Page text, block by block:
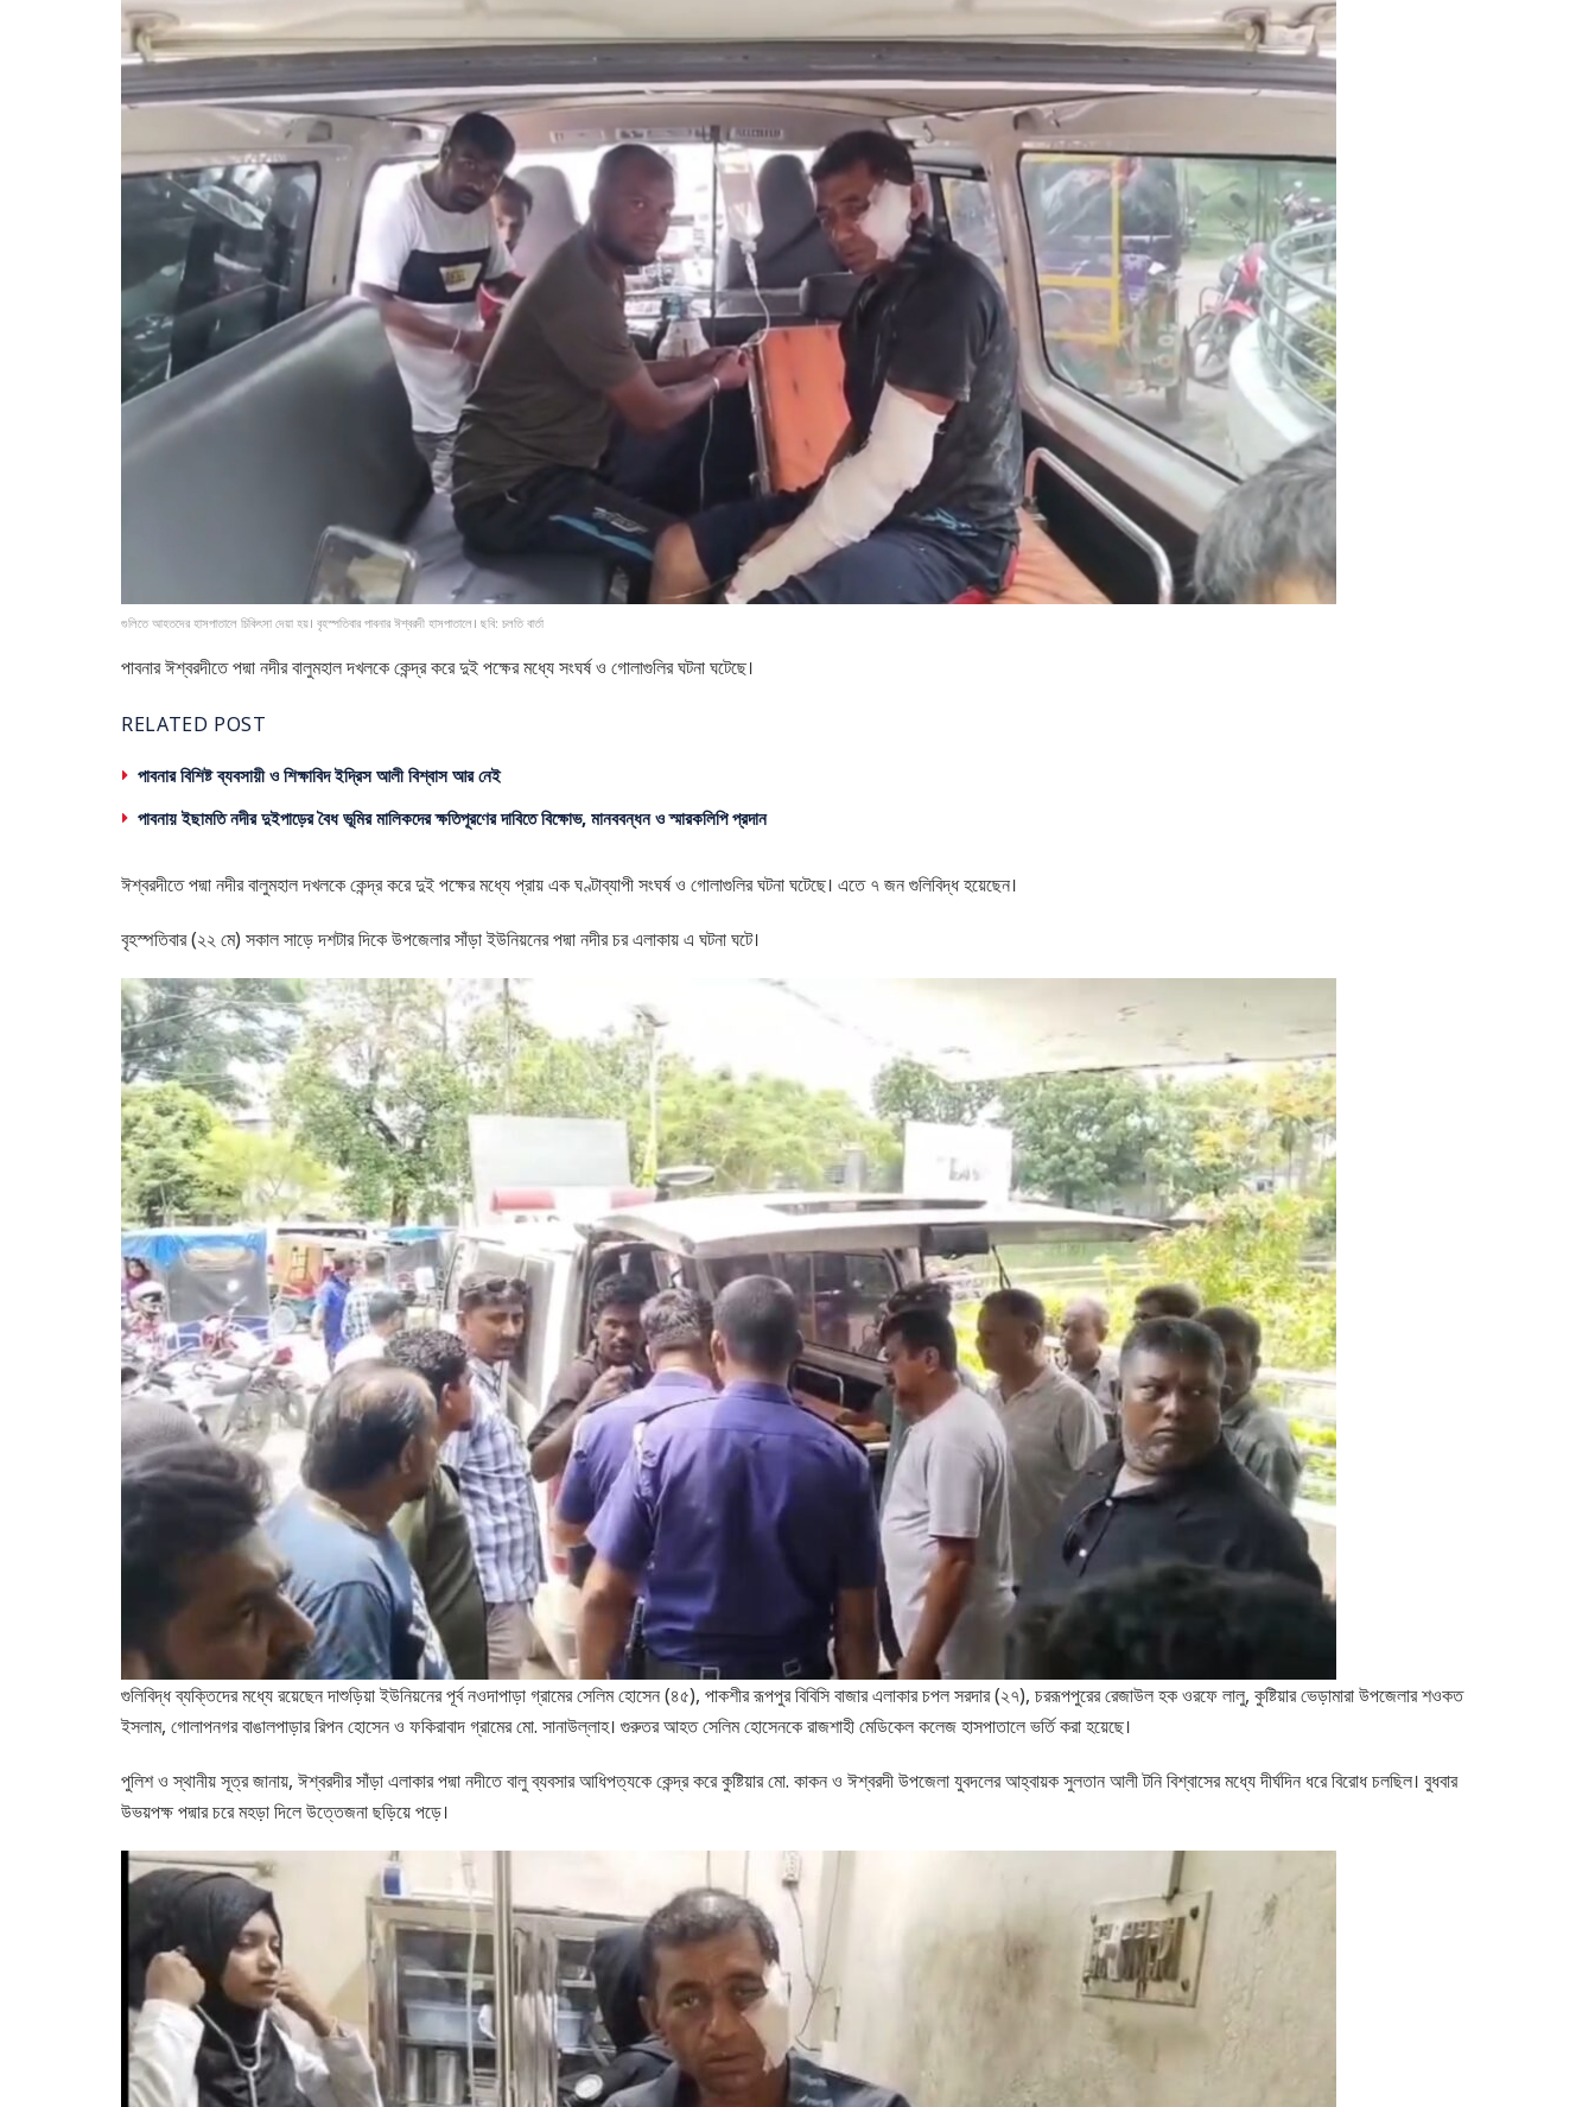
গুলিতে আহতদের হাসপাতালে চিকিৎসা দেয়া হয়। বৃহস্পতিবার পাবনার ঈশ্বরদী হাসপাতালে। ছবি: চলতি বার্তা
পাবনার ঈশ্বরদীতে পদ্মা নদীর বালুমহাল দখলকে কেন্দ্র করে দুই পক্ষের মধ্যে সংঘর্ষ ও গোলাগুলির ঘটনা ঘটেছে।
RELATED POST
পাবনার বিশিষ্ট ব্যবসায়ী ও শিক্ষাবিদ ইদ্রিস আলী বিশ্বাস আর নেই
পাবনায় ইছামতি নদীর দুইপাড়ের বৈধ ভূমির মালিকদের ক্ষতিপূরণের দাবিতে বিক্ষোভ, মানববন্ধন ও স্মারকলিপি প্রদান
ঈশ্বরদীতে পদ্মা নদীর বালুমহাল দখলকে কেন্দ্র করে দুই পক্ষের মধ্যে প্রায় এক ঘণ্টাব্যাপী সংঘর্ষ ও গোলাগুলির ঘটনা ঘটেছে। এতে ৭ জন গুলিবিদ্ধ হয়েছেন।
বৃহস্পতিবার (২২ মে) সকাল সাড়ে দশটার দিকে উপজেলার সাঁড়া ইউনিয়নের পদ্মা নদীর চর এলাকায় এ ঘটনা ঘটে।
গুলিবিদ্ধ ব্যক্তিদের মধ্যে রয়েছেন দাশুড়িয়া ইউনিয়নের পূর্ব নওদাপাড়া গ্রামের সেলিম হোসেন (৪৫), পাকশীর রূপপুর বিবিসি বাজার এলাকার চপল সরদার (২৭), চররূপপুরের রেজাউল হক ওরফে লালু, কুষ্টিয়ার ভেড়ামারা উপজেলার শওকত
ইসলাম, গোলাপনগর বাঙালপাড়ার রিপন হোসেন ও ফকিরাবাদ গ্রামের মো. সানাউল্লাহ। গুরুতর আহত সেলিম হোসেনকে রাজশাহী মেডিকেল কলেজ হাসপাতালে ভর্তি করা হয়েছে।
পুলিশ ও স্থানীয় সূত্র জানায়, ঈশ্বরদীর সাঁড়া এলাকার পদ্মা নদীতে বালু ব্যবসার আধিপত্যকে কেন্দ্র করে কুষ্টিয়ার মো. কাকন ও ঈশ্বরদী উপজেলা যুবদলের আহ্বায়ক সুলতান আলী টনি বিশ্বাসের মধ্যে দীর্ঘদিন ধরে বিরোধ চলছিল। বুধবার
উভয়পক্ষ পদ্মার চরে মহড়া দিলে উত্তেজনা ছড়িয়ে পড়ে।